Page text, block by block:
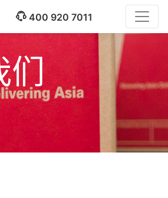
400 920 7011
们